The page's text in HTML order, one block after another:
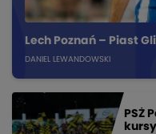
Lech Poznań – Piast
DANIEL LEWANDOWSKI
PSŻ